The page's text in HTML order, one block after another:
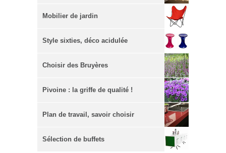
Mobilier de jardin
Style sixties, déco acidulée
Choisir des Bruyères
Pivoine : la griffe de qualité !
Plan de travail, savoir choisir
Sélection de buffets